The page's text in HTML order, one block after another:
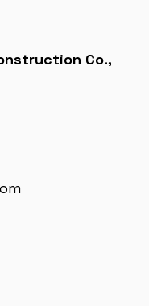
Co.,